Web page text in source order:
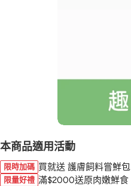
本商品適用活動
限時加碼 買就送 護膚飼料嘗鮮包
限量好禮 滿$2000送原肉嫩鮮食